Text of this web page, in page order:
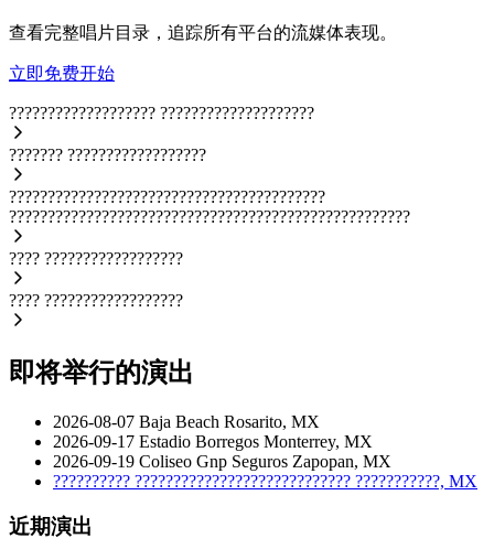
查看完整唱片目录，追踪所有平台的流媒体表现。
立即免费开始
??????????????????? ????????????????????
??????? ??????????????????
?????????????????????????????????????????
????????????????????????????????????????????????????
???? ??????????????????
???? ??????????????????
即将举行的演出
2026-08-07 Baja Beach Rosarito, MX
2026-09-17 Estadio Borregos Monterrey, MX
2026-09-19 Coliseo Gnp Seguros Zapopan, MX
?????????? ???????????????????????????? ???????????, MX
近期演出